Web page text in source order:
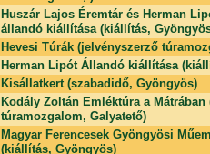
Huszár Lajos Éremtár és Herman
állandó kiállítása (kiállítás,
Hevesi Túrák (jelvényszerző
Herman Lipót Állandó kiállítása
Kisállatkert (szabadidő, Gyöngyös)
Kodály Zoltán Emléktúra a Mátrában
túramozgalom, Galyatető)
Magyar Ferencesek Gyöngyösi
(kiállítás, Gyöngyös)